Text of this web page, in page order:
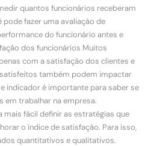
quantos funcionários receberam
fazer uma avaliação de
do funcionário antes e
dos funcionários Muitos
com a satisfação dos clientes e
também podem impactar
indicador é importante para saber se
em trabalhar na empresa.
mais fácil definir as estratégias que
o índice de satisfação. Para isso,
quantitativos e qualitativos.